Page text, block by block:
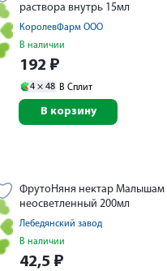
раствора внутрь 15мл
КоролевФарм ООО
В наличии
192 ₽
4 × 48 В Сплит
В корзину
ФрутоНяня нектар Малышам
неосветленный 200мл
Лебедянский завод
В наличии
42,5 ₽